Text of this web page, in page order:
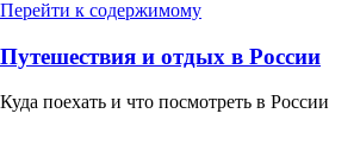
Перейти к содержимому
Путешествия и отдых в России
Куда поехать и что посмотреть в России